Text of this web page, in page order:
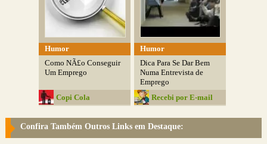
Humor
Como NÃ£o Conseguir
Um Emprego
Copi Cola
Humor
Dica Para Se Dar Bem
Numa Entrevista de
Emprego
Recebi por E-mail
Confira Também Outros Links em Destaque: